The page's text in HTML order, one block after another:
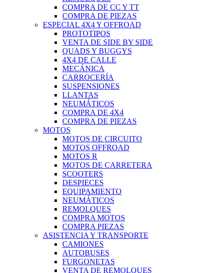
COMPRA DE CC Y TT
COMPRA DE PIEZAS
ESPECIAL 4X4 Y OFFROAD
PROTOTIPOS
VENTA DE SIDE BY SIDE
QUADS Y BUGGYS
4X4 DE CALLE
MECÁNICA
CARROCERÍA
SUSPENSIONES
LLANTAS
NEUMÁTICOS
COMPRA DE 4X4
COMPRA DE PIEZAS
MOTOS
MOTOS DE CIRCUITO
MOTOS OFFROAD
MOTOS R
MOTOS DE CARRETERA
SCOOTERS
DESPIECES
EQUIPAMIENTO
NEUMÁTICOS
REMOLQUES
COMPRA MOTOS
COMPRA PIEZAS
ASISTENCIA Y TRANSPORTE
CAMIONES
AUTOBUSES
FURGONETAS
VENTA DE REMOLQUES